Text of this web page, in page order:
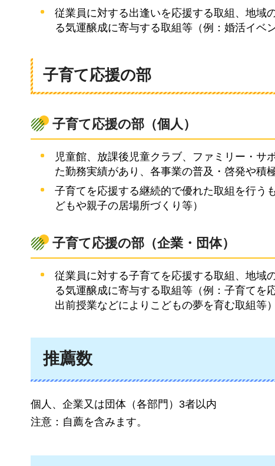
従業員に対する出逢いを応援する取組、地域
る気運醸成に寄与する取組等（例：婚活イベ
子育て応援の部
子育て応援の部（個人）
児童館、放課後児童クラブ、ファミリー・サ
た勤務実績があり、各事業の普及・啓発や積
子育てを応援する継続的で優れた取組を行う
どもや親子の居場所づくり等）
子育て応援の部（企業・団体）
従業員に対する子育てを応援する取組、地域
る気運醸成に寄与する取組等（例：子育てを
出前授業などによりこどもの夢を育む取組等）
推薦数
個人、企業又は団体（各部門）3者以内
注意：自薦を含みます。